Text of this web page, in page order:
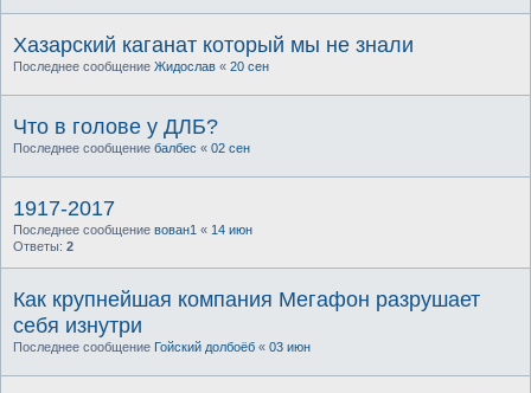
Хазарский каганат который мы не знали
Последнее сообщение Жидослав « 20 сен
Что в голове у ДЛБ?
Последнее сообщение балбес « 02 сен
1917-2017
Последнее сообщение вован1 « 14 июн
Ответы: 2
Как крупнейшая компания Мегафон разрушает
себя изнутри
Последнее сообщение Гойский долбоёб « 03 июн